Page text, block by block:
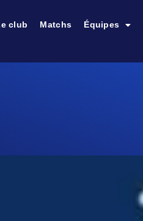
club Matchs Équipes